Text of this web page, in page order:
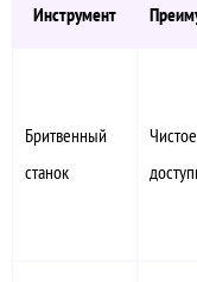
Инструмент
Бритвенный
станок